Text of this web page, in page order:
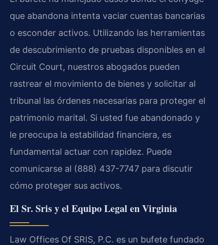
que abandona intenta vaciar cuentas bancarias
o esconder activos. Utilizando las herramientas
de descubrimiento de pruebas disponibles en el
Circuit Court, nuestros abogados pueden
rastrear el movimiento de bienes y solicitar al
tribunal las órdenes necesarias para proteger el
patrimonio marital. Si usted fue abandonado y
le preocupa la estabilidad financiera, es
fundamental actuar con rapidez. Puede
comunicarse al (888) 437-7747 para discutir
cómo proteger sus activos.
El Sr. Sris y el Equipo Legal en Virginia
Law Offices Of SRIS, P.C. es un bufete fundado